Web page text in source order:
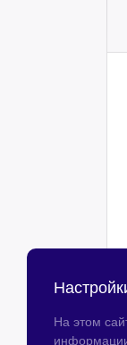
На этом